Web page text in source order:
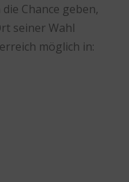
Chance geben,
seiner Wahl
möglich in: